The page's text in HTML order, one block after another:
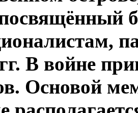
В войне
Основой